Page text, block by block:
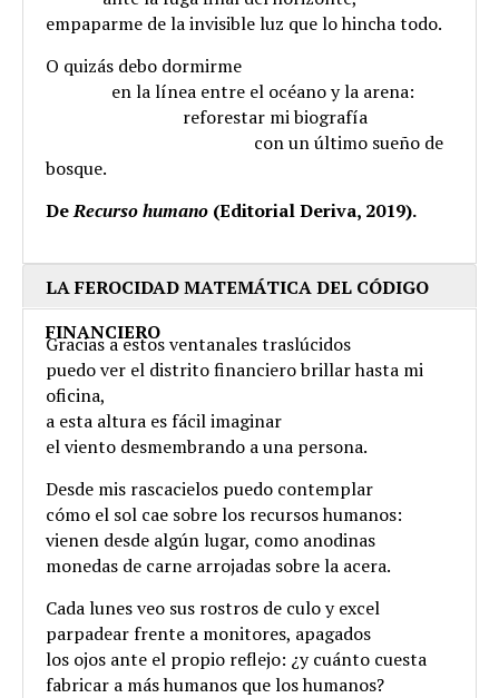
empaparme de la invisible luz que lo hincha todo.
O quizás debo dormirme
en la línea entre el océano y la arena:
reforestar mi biografía
con un último sueño de
bosque.
DeRecurso humano (Editorial Deriva, 2019).
LA FEROCIDAD MATEMÁTICA DEL CÓDIGO
FINANCIERO
Gracias a estos ventanales traslúcidos
puedo ver el distrito financiero brillar hasta mi
oficina,
a esta altura es fácil imaginar
el viento desmembrando a una persona.
Desde mis rascacielos puedo contemplar
cómo el sol cae sobre los recursos humanos:
vienen desde algún lugar, como anodinas
monedas de carne arrojadas sobre la acera.
Cada lunes veo sus rostros de culo y excel
parpadear frente a monitores, apagados
los ojos ante el propio reflejo: ¿y cuánto cuesta
fabricar a más humanos que los humanos?